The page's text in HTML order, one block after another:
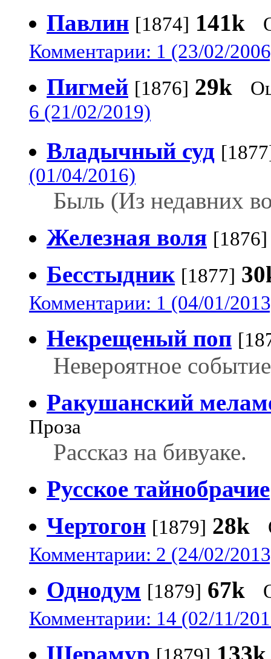
Павлин [1874] 141k
Комментарии: 1 (23/02/
Пигмей [1876] 29k
6 (21/02/2019)
Владычный суд
(01/04/2016)
Быль (Из недавних
Железная воля [1876]
Бесстыдник [1877]
Комментарии: 1 (04/01/
Некрещеный поп
Невероятное
Ракушанский
Проза
Рассказ на бивуаке.
Русское тайнобрачие
Чертогон [1879] 28k
Комментарии: 2 (24/02/
Однодум [1879] 67k
Комментарии: 14 (02/11/